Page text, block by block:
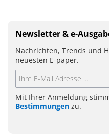
Newsletter & e-
Nachrichten, Trends und
neuesten E-paper.
Mit Ihrer Anmeldung
Bestimmungen zu.